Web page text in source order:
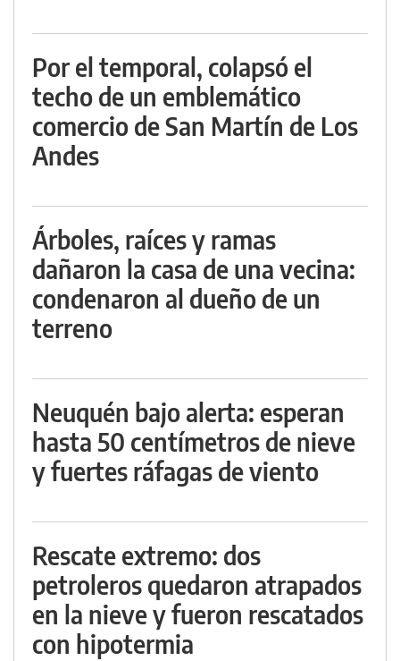
Por el temporal, colapsó el
techo de un emblemático
comercio de San Martín de Los
Andes
Árboles, raíces y ramas
dañaron la casa de una vecina:
condenaron al dueño de un
terreno
Neuquén bajo alerta: esperan
hasta 50 centímetros de nieve
y fuertes ráfagas de viento
Rescate extremo: dos
petroleros quedaron atrapados
en la nieve y fueron rescatados
con hipotermia